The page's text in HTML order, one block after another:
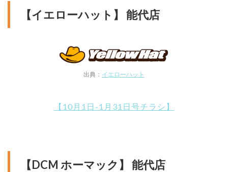
【イエローハット】 能代店
出典： イエローハット
【10月1日-1月31日号チラシ】
【DCM ホーマック】 能代店